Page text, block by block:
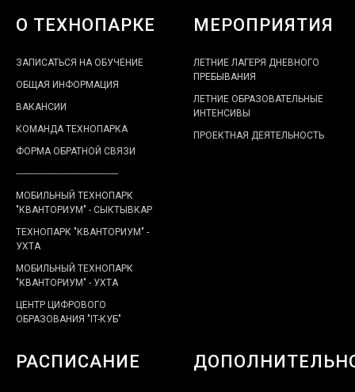
О ТЕХНОПАРКЕ
ЗАПИСАТЬСЯ НА ОБУЧЕНИЕ
ОБЩАЯ ИНФОРМАЦИЯ
ВАКАНСИИ
КОМАНДА ТЕХНОПАРКА
ФОРМА ОБРАТНОЙ СВЯЗИ
-------------------------------------------
МОБИЛЬНЫЙ ТЕХНОПАРК
"КВАНТОРИУМ" - СЫКТЫВКАР
ТЕХНОПАРК "КВАНТОРИУМ" -
УХТА
МОБИЛЬНЫЙ ТЕХНОПАРК
"КВАНТОРИУМ" - УХТА
ЦЕНТР ЦИФРОВОГО
ОБРАЗОВАНИЯ "IT-КУБ"
МЕРОПРИЯТИЯ
ЛЕТНИЕ ЛАГЕРЯ ДНЕВНОГО
ПРЕБЫВАНИЯ
ЛЕТНИЕ ОБРАЗОВАТЕЛЬНЫЕ
ИНТЕНСИВЫ
ПРОЕКТНАЯ ДЕЯТЕЛЬНОСТЬ
РАСПИСАНИЕ